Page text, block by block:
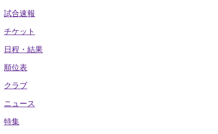
試合速報
チケット
日程・結果
順位表
クラブ
ニュース
特集